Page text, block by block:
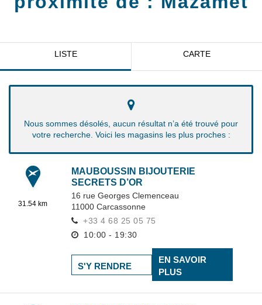
LISTE CARTE
Nous sommes désolés, aucun résultat n’a été trouvé pour
votre recherche. Voici les magasins les plus proches :
31.54 km
MAUBOUSSIN BIJOUTERIE
SECRETS D’OR
16 rue Georges Clemenceau
11000 Carcassonne
+33 4 68 25 05 75
10:00 - 19:30
EN SAVOIR
PLUS
S'Y RENDRE